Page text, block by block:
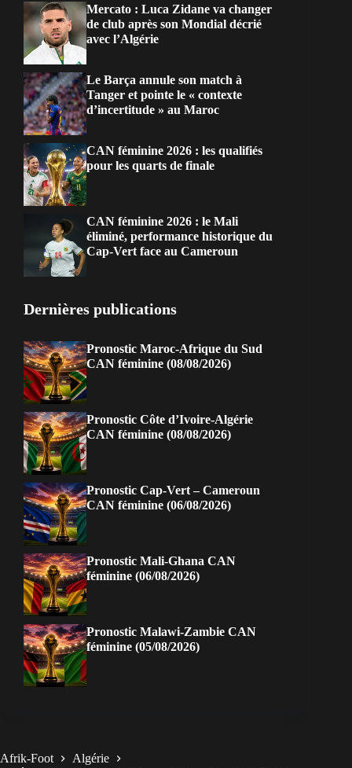
Mercato : Luca Zidane va changer
de club après son Mondial décrié
avec l’Algérie
Le Barça annule son match à
Tanger et pointe le « contexte
d’incertitude » au Maroc
CAN féminine 2026 : les qualifiés
pour les quarts de finale
CAN féminine 2026 : le Mali
éliminé, performance historique du
Cap-Vert face au Cameroun
Dernières publications
Pronostic Maroc-Afrique du Sud
CAN féminine (08/08/2026)
Pronostic Côte d’Ivoire-Algérie
CAN féminine (08/08/2026)
Pronostic Cap-Vert – Cameroun
CAN féminine (06/08/2026)
Pronostic Mali-Ghana CAN
féminine (06/08/2026)
Pronostic Malawi-Zambie CAN
féminine (05/08/2026)
Afrik-Foot
Algérie